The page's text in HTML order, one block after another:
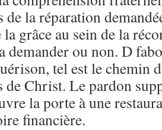
la réparation
grâce au sein de la
demander ou non. D
tel est le chemin
de Christ. Le pardon
la porte à une
financière.